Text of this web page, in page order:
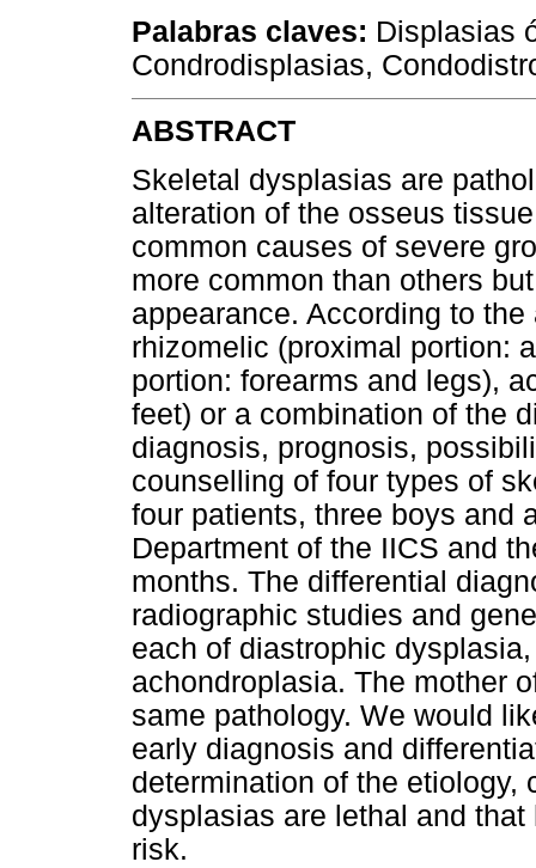
Palabras claves: Displasias
Condrodisplasias,
ABSTRACT
Skeletal dysplasias are
alteration of the osseus
common causes of severe
more common than others
appearance. According to
rhizomelic (proximal portion:
portion: forearms and legs),
feet) or a combination of the
diagnosis, prognosis,
counselling of four types of
four patients, three boys and
Department of the IICS and
months. The differential
radiographic studies and
each of diastrophic
achondroplasia. The mother
same pathology. We would
early diagnosis and
determination of the etiology,
dysplasias are lethal and
risk.